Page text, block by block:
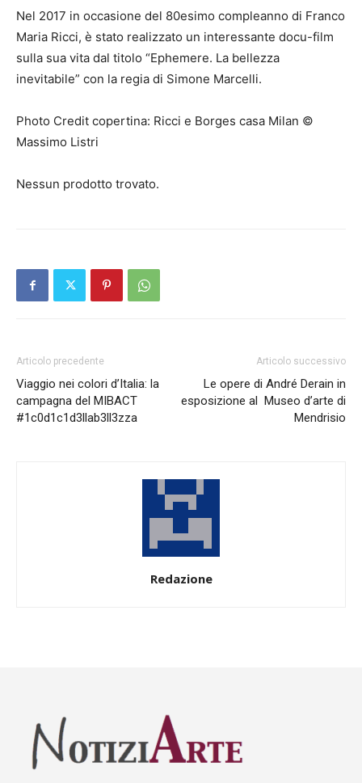
Nel 2017 in occasione del 80esimo compleanno di Franco
Maria Ricci, è stato realizzato un interessante docu-film
sulla sua vita dal titolo “Ephemere. La bellezza
inevitabile” con la regia di Simone Marcelli.
Photo Credit copertina: Ricci e Borges casa Milan ©
Massimo Listri
Nessun prodotto trovato.
Articolo precedente
Viaggio nei colori d’Italia: la
campagna del MIBACT
#1c0d1c1d3llab3ll3zza
Articolo successivo
Le opere di André Derain in
esposizione al Museo d’arte di
Mendrisio
Redazione